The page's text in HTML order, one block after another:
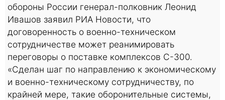
обороны России генерал-полковник Леонид
Ивашов заявил РИА Новости, что
договоренность о военно-техническом
сотрудничестве может реанимировать
переговоры о поставке комплексов С-300.
«Сделан шаг по направлению к экономическому
и военно-техническому сотрудничеству, по
крайней мере, такие оборонительные системы,